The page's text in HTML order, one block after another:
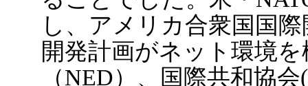
し、アメリカ合衆国国
開発計画がネット環境
（NED）、国際共和協